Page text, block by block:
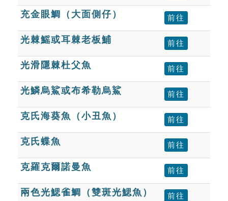
遊戲專區
教學應用
貓頭鷹博士
充金眼鯛（大面側仔） 前往
光棘鰩或耳棘老板鯆 前往
光滑隱棘杜父魚 前往
光鱗烏鯊或布希勒烏鯊 前往
克氏海葵魚（小丑魚） 前往
克氏蝶魚 前往
克羅克爾諾曼魚 前往
兩色光鰓雀鯛（雙斑光鰓魚） 前往